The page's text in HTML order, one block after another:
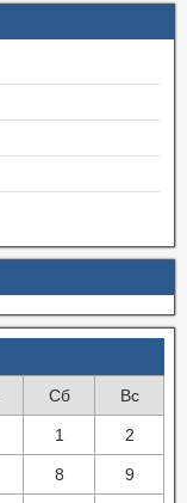
Сб Вс
1 2
8 9